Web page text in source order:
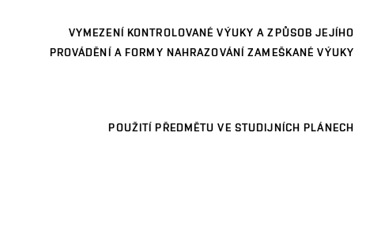
VYMEZENÍ KONTROLOVANÉ VÝUKY A ZPŮSOB JEJÍHO
PROVÁDĚNÍ A FORMY NAHRAZOVÁNÍ ZAMEŠKANÉ VÝUKY
POUŽITÍ PŘEDMĚTU VE STUDIJNÍCH PLÁNECH